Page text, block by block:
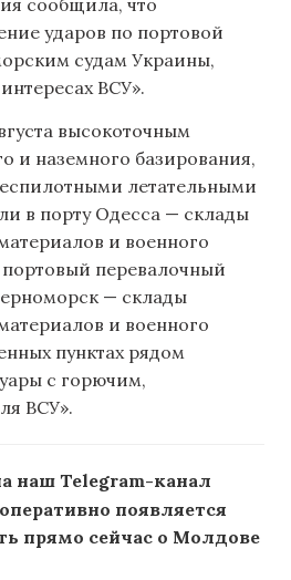
ударов по портовой
судам Украины,
ВСУ».
высокоточным
и наземного базирования,
летательными
в порту Одесса — склады
и военного
перевалочный
— склады
и военного
пунктах рядом
с горючим,
ВСУ».
наш Telegram-канал
появляется
прямо сейчас о Молдове